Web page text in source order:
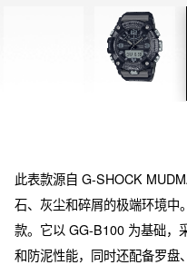
此表款源自 G-SHOCK
石、灰尘和碎屑的极端环境中
款。它以 GG-B100 为基础，
和防泥性能，同时还配备罗盘